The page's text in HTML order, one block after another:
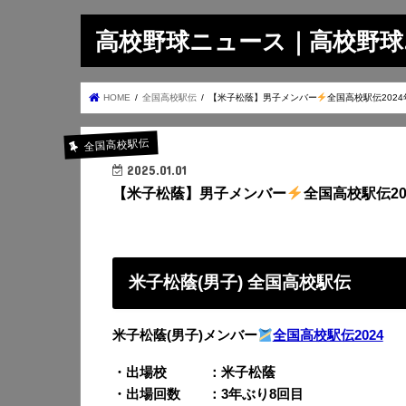
高校野球ニュース｜高校野
HOME 全国高校駅伝 【米子松蔭】男子メンバー 全国高校駅伝2024
全国高校駅伝
2025.01.01
【米子松蔭】男子メンバー 全国高校駅伝
米子松蔭(男子) 全国高校駅伝
米子松蔭(男子)メンバー 全国高校駅伝2024
・出場校 ：米子松蔭
・出場回数 ：3年ぶり8回目